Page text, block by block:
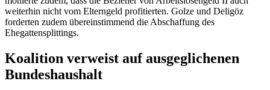
weiterhin nicht vom Elterngeld profitierten. Golze und Deligöz
forderten zudem übereinstimmend die Abschaffung des
Ehegattensplittings.
Koalition verweist auf ausgeglichenen
Bundeshaushalt